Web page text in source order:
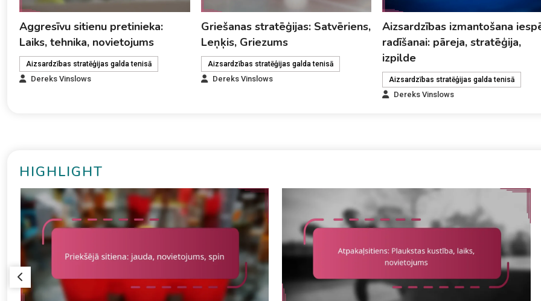
Aggresīvu sitienu pretinieka:
Laiks, tehnika, novietojums
Aizsardzības stratēģijas galda tenisā
Dereks Vinslows
Griešanas stratēģijas: Satvēriens,
Leņķis, Griezums
Aizsardzības stratēģijas galda tenisā
Dereks Vinslows
Aizsardzības izmantošana
radīšanai: pāreja, stratēģija,
izpilde
Aizsardzības stratēģijas galda tenisā
Dereks Vinslows
HIGHLIGHT